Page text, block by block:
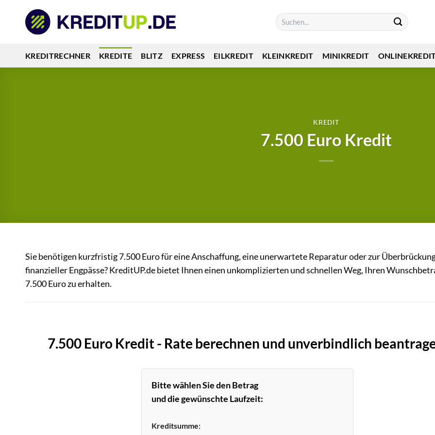
springen
KREDITRECHNER KREDITE BLITZ EXPRESS EILKREDIT KLEINKREDIT MINIKREDIT
KREDIT
7.500 Euro Kredit
Sie benötigen kurzfristig 7.500 Euro für eine Anschaffung, eine unerwartete Reparatur oder zur
finanzieller Engpässe? KreditUP.de bietet Ihnen einen unkomplizierten und schnellen Weg, Ihren
7.500 Euro zu erhalten.
7.500 Euro Kredit - Rate berechnen und unverbindlich
Bitte wählen Sie den Betrag
und die gewünschte Laufzeit:
Kreditsumme: